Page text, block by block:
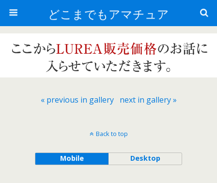
どこまでもアマチュア
« previous in gallery next in gallery »
Back to top
Mobile Desktop